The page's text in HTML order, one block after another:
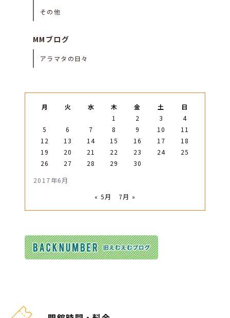
その他
MMブログ
アラマタの日々
2017年6月
月 火 水 木 金 土
日
1
2 3
4
5
6 7 8 9 10
11
12
13 14 15 16 17
18
19
20 21 22 23 24
25
26
27 28 29 30
« 5月 7月 »